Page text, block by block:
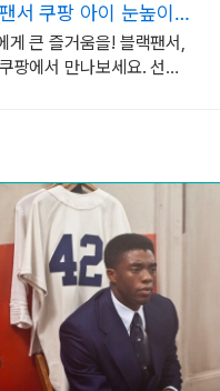
서 쿠팡 아이 눈높이
난감
게 큰 즐거움을! 블랙팬서,
팡에서 만나보세요. 선물